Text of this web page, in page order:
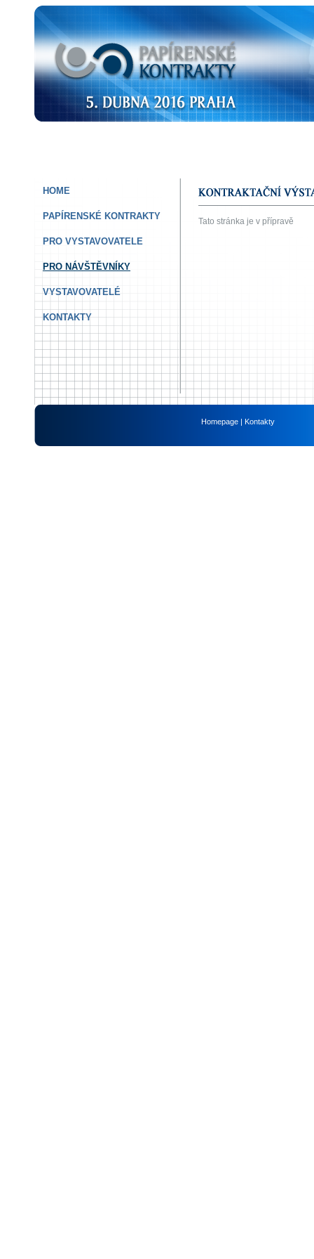
HOME
PAPÍRENSKÉ KONTRAKTY
PRO VYSTAVOVATELE
PRO NÁVŠTĚVNÍKY
VYSTAVOVATELÉ
KONTAKTY
Tato stránka je v přípravě
Homepage | Kontakty